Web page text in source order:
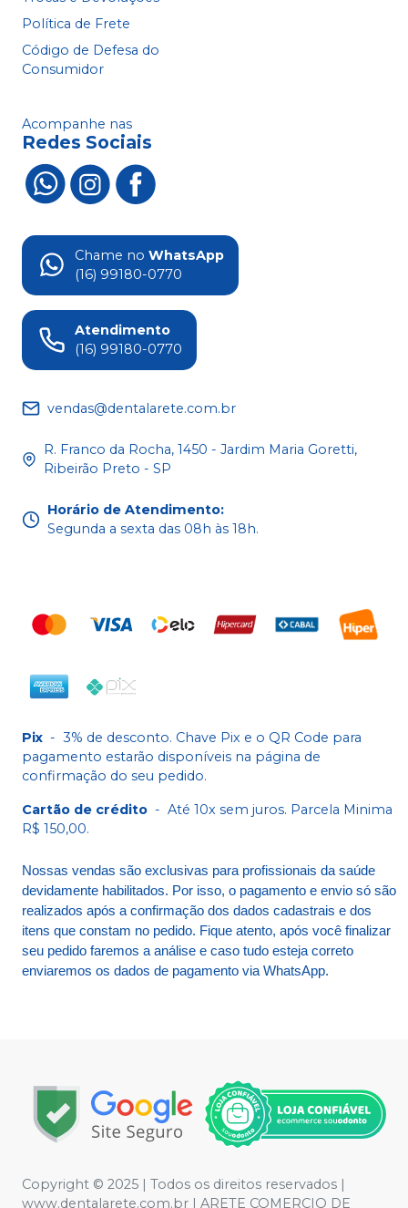
Política de Frete
Código de Defesa do
Consumidor
Acompanhe nas
Redes Sociais
Chame no WhatsApp
(16) 99180-0770
Atendimento
(16) 99180-0770
vendas@dentalarete.com.br
R. Franco da Rocha, 1450 - Jardim Maria Goretti,
Ribeirão Preto - SP
Horário de Atendimento:
Segunda a sexta das 08h às 18h.
Pix - 3% de desconto. Chave Pix e o QR Code para
pagamento estarão disponíveis na página de
confirmação do seu pedido.
Cartão de crédito - Até 10x sem juros. Parcela Minima
R$ 150,00.
Nossas vendas são exclusivas para profissionais da saúde
devidamente habilitados. Por isso, o pagamento e envio só são
realizados após a confirmação dos dados cadastrais e dos
itens que constam no pedido. Fique atento, após você finalizar
seu pedido faremos a análise e caso tudo esteja correto
enviaremos os dados de pagamento via WhatsApp.
Copyright © 2025 | Todos os direitos reservados |
www.dentalarete.com.br | ARETE COMERCIO DE